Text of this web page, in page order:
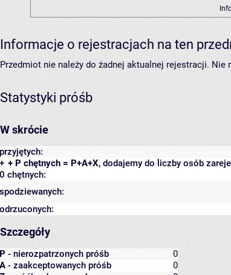
Informacje o rejestracjach na ten
Przedmiot nie należy do żadnej aktualnej rejestracji. Nie
Statystyki próśb
W skrócie
przyjętych:
+ P chętnych = P+A+X, dodajemy do liczby osób
+
0 chętnych:
spodziewanych:
odrzuconych:
Szczegóły
P - nierozpatrzonych próśb
0
A - zaakceptowanych próśb
0